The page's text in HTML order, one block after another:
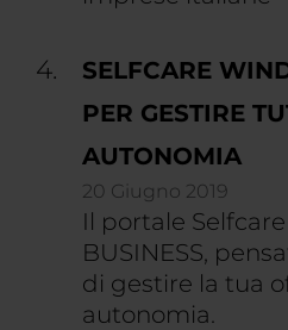
SELFCARE
PER GESTIRE
AUTONOMIA
20 Giugno 2019
Il portale
BUSINESS,
di gestire la tua
autonomia.